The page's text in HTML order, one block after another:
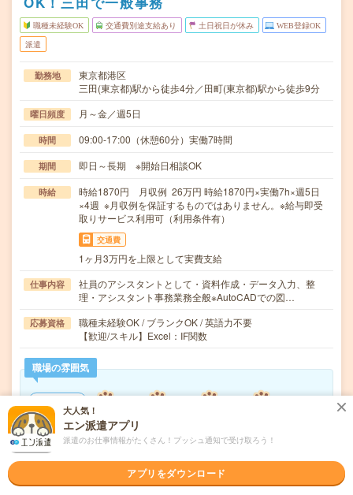
職種未経験OK 交通費別途支給あり 土日祝日が休み WEB登録OK
派遣
勤務地
東京都港区
三田(東京都)駅から徒歩4分／田町(東京都)駅から徒歩9分
曜日頻度 月～金／週5日
時間 09:00-17:00（休憩60分）実働7時間
期間 即日～長期 ※開始日相談OK
時給
時給1870円 月収例 26万円 時給1870円×実働7h×週5日
×4週 ※月収例を保証するものではありません。※給与即受
取りサービス利用可（利用条件有）
交通費
1ヶ月3万円を上限として実費支給
仕事内容
社員のアシスタントとして・資料作成・データ入力、整
理・アシスタント事務業務全般※AutoCADでの図…
応募資格
職種未経験OK / ブランクOK / 英語力不要
【歓迎/スキル】Excel：IF関数
職場の雰囲気
20代
男女比率
もっと見る
大人気！
エン派遣アプリ
派遣のお仕事情報がたくさん！プッシュ通知で受け取ろう！
アプリをダウンロード